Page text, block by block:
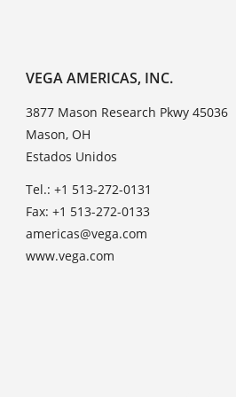
VEGA AMERICAS, INC.
3877 Mason Research Pkwy 45036
Mason, OH
Estados Unidos
Tel.: +1 513-272-0131
Fax: +1 513-272-0133
americas@vega.com
www.vega.com